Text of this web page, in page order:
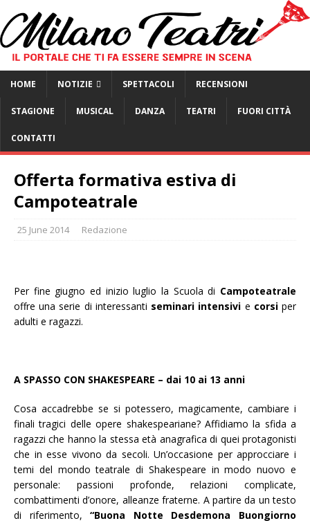
HOME NOTIZIE SPETTACOLI RECENSIONI
STAGIONE MUSICAL DANZA TEATRI FUORI CITTÀ
CONTATTI
Offerta formativa estiva di
Campoteatrale
25 June 2014 Redazione
Per fine giugno ed inizio luglio la Scuola di Campoteatrale
offre una serie di interessanti seminari intensivi e corsiper
adulti e ragazzi.
A SPASSO CON SHAKESPEARE – dai 10 ai 13 anni
Cosa accadrebbe se si potessero, magicamente, cambiare i
finali tragici delle opere shakespeariane? Affidiamo la sfida a
ragazzi che hanno la stessa età anagrafica di quei protagonisti
che in esse vivono da secoli. Un’occasione per approcciare i
temi del mondo teatrale di Shakespeare in modo nuovo e
personale: passioni profonde, relazioni complicate,
combattimenti d’onore, alleanze fraterne. A partire da un testo
di riferimento,“Buona Notte Desdemona Buongiorno